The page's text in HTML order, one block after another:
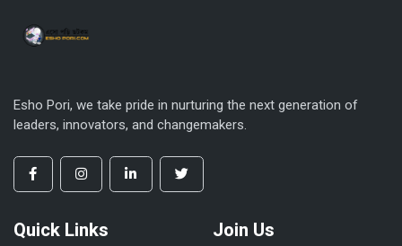
Esho Pori, we take pride in nurturing the next generation of
leaders, innovators, and changemakers.
Quick Links Join Us